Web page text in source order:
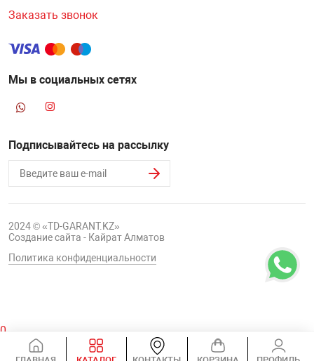
Заказать звонок
Мы в социальных сетях
Подписывайтесь на рассылку
2024 © «TD-GARANT.KZ»
Создание сайта - Кайрат Алматов
Политика конфиденциальности
0
Корзина